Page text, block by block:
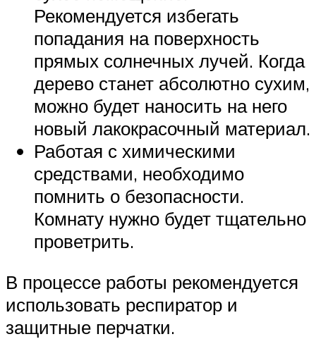
Рекомендуется избегать
попадания на поверхность
прямых солнечных лучей. Когда
дерево станет абсолютно сухим,
можно будет наносить на него
новый лакокрасочный материал.
Работая с химическими
средствами, необходимо
помнить о безопасности.
Комнату нужно будет тщательно
проветрить.
В процессе работы рекомендуется
использовать респиратор и
защитные перчатки.